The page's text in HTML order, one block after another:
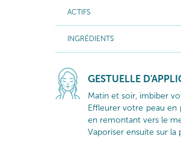
ACTIFS
INGRÉDIENTS
GESTUELLE
Matin et soir, imbiber
Effleurer votre peau en
en remontant vers le
Vaporiser ensuite sur la